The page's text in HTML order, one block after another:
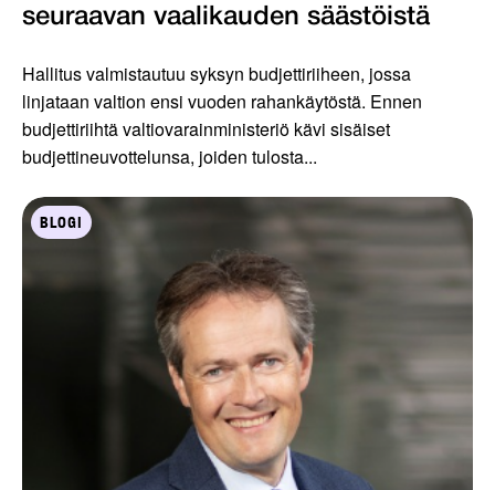
seuraavan vaalikauden säästöistä
Hallitus valmistautuu syksyn budjettiriiheen, jossa
linjataan valtion ensi vuoden rahankäytöstä. Ennen
budjettiriihtä valtiovarainministeriö kävi sisäiset
budjettineuvottelunsa, joiden tulosta...
BLOGI